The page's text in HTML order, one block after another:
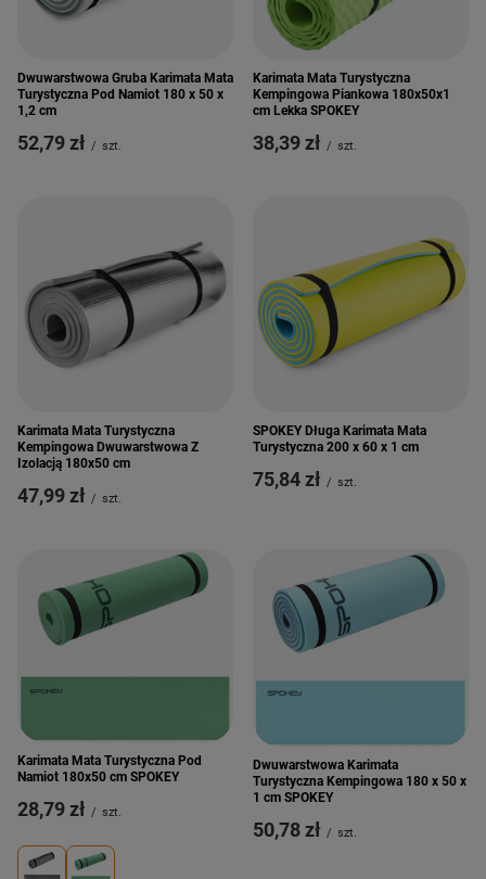
Dwuwarstwowa Gruba Karimata Mata
Turystyczna Pod Namiot 180 x 50 x
1,2 cm
52,79 zł / szt.
Karimata Mata Turystyczna
Kempingowa Piankowa 180x50x1
cm Lekka SPOKEY
38,39 zł / szt.
Karimata Mata Turystyczna
Kempingowa Dwuwarstwowa Z
Izolacją 180x50 cm
47,99 zł / szt.
SPOKEY Długa Karimata Mata
Turystyczna 200 x 60 x 1 cm
75,84 zł / szt.
Karimata Mata Turystyczna Pod
Namiot 180x50 cm SPOKEY
28,79 zł / szt.
Dwuwarstwowa Karimata
Turystyczna Kempingowa 180 x 50 x
1 cm SPOKEY
50,78 zł / szt.